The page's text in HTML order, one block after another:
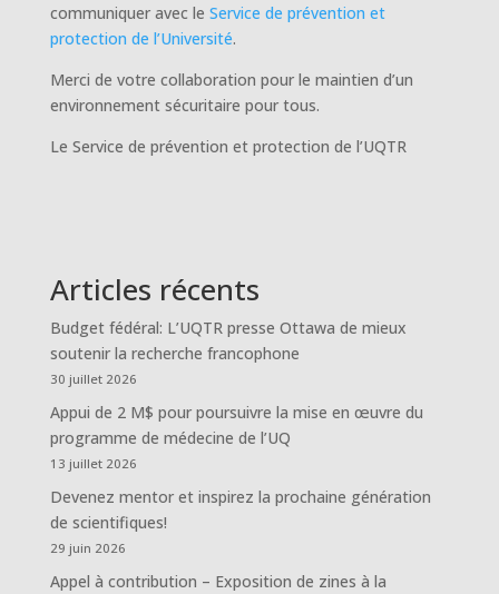
communiquer avec le Service de prévention et
protection de l’Université.
Merci de votre collaboration pour le maintien d’un
environnement sécuritaire pour tous.
Le Service de prévention et protection de l’UQTR
Articles récents
Budget fédéral: L’UQTR presse Ottawa de mieux
soutenir la recherche francophone
30 juillet 2026
Appui de 2 M$ pour poursuivre la mise en œuvre du
programme de médecine de l’UQ
13 juillet 2026
Devenez mentor et inspirez la prochaine génération
de scientifiques!
29 juin 2026
Appel à contribution – Exposition de zines à la